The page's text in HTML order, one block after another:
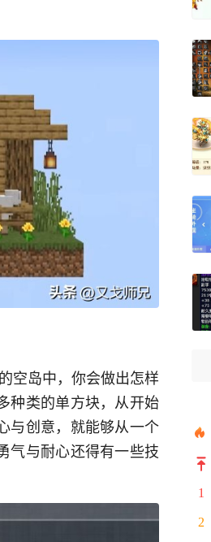
空岛中，你会做出怎样
种类的单方块，从开始
与创意，就能够从一个
气与耐心还得有一些技
1
2